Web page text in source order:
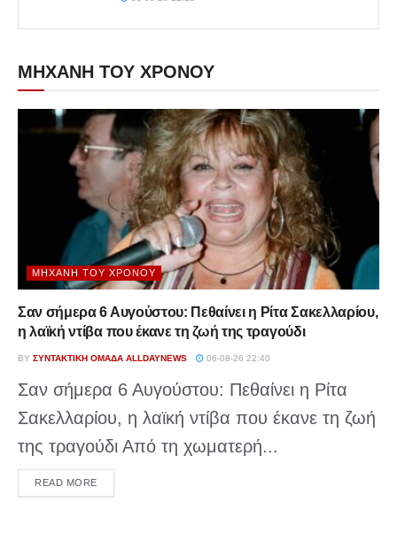
ΜΗΧΑΝΗ ΤΟΥ ΧΡΟΝΟΥ
ΜΗΧΑΝΉ ΤΟΥ ΧΡΌΝΟΥ
Σαν σήμερα 6 Αυγούστου: Πεθαίνει η Ρίτα Σακελλαρίου,
η λαϊκή ντίβα που έκανε τη ζωή της τραγούδι
BY ΣΥΝΤΑΚΤΙΚΉ ΟΜΆΔΑ ALLDAYNEWS 06-08-26 22:40
Σαν σήμερα 6 Αυγούστου: Πεθαίνει η Ρίτα
Σακελλαρίου, η λαϊκή ντίβα που έκανε τη ζωή
της τραγούδι Από τη χωματερή...
READ MOREDETAILS